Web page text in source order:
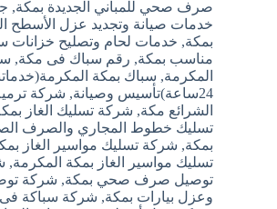
صرف صحي للمباني الجديدة بمكة,
خدمات صيانة وتجديد عزل الأسطح
بمكة, خدمات لحام وتصليح خزانات
مناسب بمكة, رقم سباك فى مكة,
المكرمة, سباك بمكة
24ساعة)تأسيس وصيانة
, شركة
الشرائع مكة, شركة تسليك الغاز
تسليك خطوط المجاري والصرف
بمكة, شركة تسليك مواسير الغاز
تسليك مواسير الغاز بمكة المكرمة,
توصيل صرف صحي بمكة, شركة
وعزل بيارات بمكة, شركة سباكة